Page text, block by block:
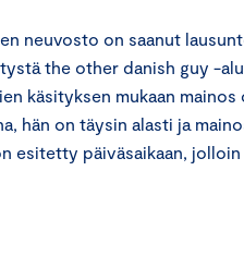
neuvosto on saanut
the other danish guy -
käsityksen mukaan
hän on täysin alasti ja
esitetty päiväsaikaan,